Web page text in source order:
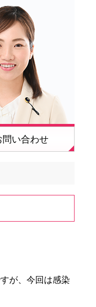
問い合わせ
が、今回は感染